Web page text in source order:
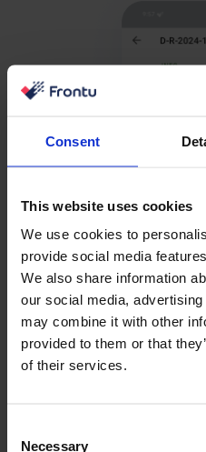
Consent
This website uses cookies
We use cookies to
provide social media
We also share information
our social media,
may combine it with other
provided to them or that
of their services.
Necessary